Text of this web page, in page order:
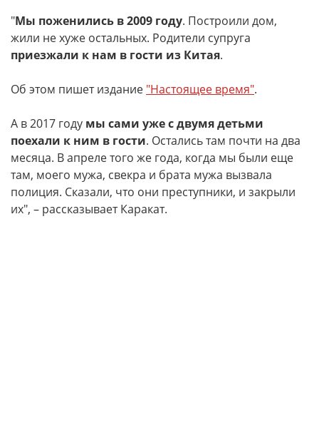
"Мы поженились в 2009 году. Построили дом,
жили не хуже остальных. Родители супруга
приезжали к нам в гости из Китая.
Об этом пишет издание "Настоящее время".
А в 2017 году мы сами уже с двумя детьми
поехали к ним в гости. Остались там почти на два
месяца. В апреле того же года, когда мы были еще
там, моего мужа, свекра и брата мужа вызвала
полиция. Сказали, что они преступники, и закрыли
их", – рассказывает Каракат.